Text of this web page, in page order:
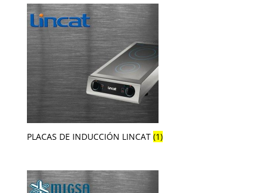
PLACAS DE INDUCCIÓN LINCAT (1)